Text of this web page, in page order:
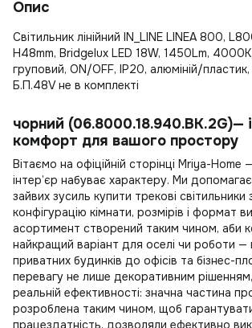
Опис
Світильник лінійний IN_LINE LINEA 800,
H48mm, Bridgelux LED 18W, 1450Lm,
груповий, ON/OFF, IP20, алюміній/
Б.П.48V не в комплекті
чорний (06.8000.18.940.BK.2G)—
комфорт для вашого простору
Вітаємо на офіційній сторінці Mriya-Home
інтер’єр набуває характеру. Ми
зайвих зусиль купити трекові світильники
конфігурацію кімнати, розмірів і формат
асортимент створений таким чином, аби
найкращий варіант для оселі чи роботи —
приватних будинків до офісів та бізнес-
перевагу не лише декоративним рішенням,
реальній ефективності: значна частина
розроблена таким чином, щоб
працездатність, дозволяли ефективно